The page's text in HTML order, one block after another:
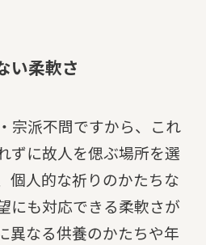
い柔軟さ
宗派不問ですから、これ
ずに故人を偲ぶ場所を選
個人的な祈りのかたちな
にも対応できる柔軟さが
異なる供養のかたちや年